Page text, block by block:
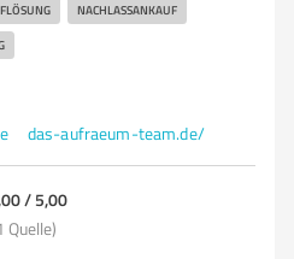
NACHLASSANKAUF
das-aufraeum-team.de/
/ 5,00
Quelle)